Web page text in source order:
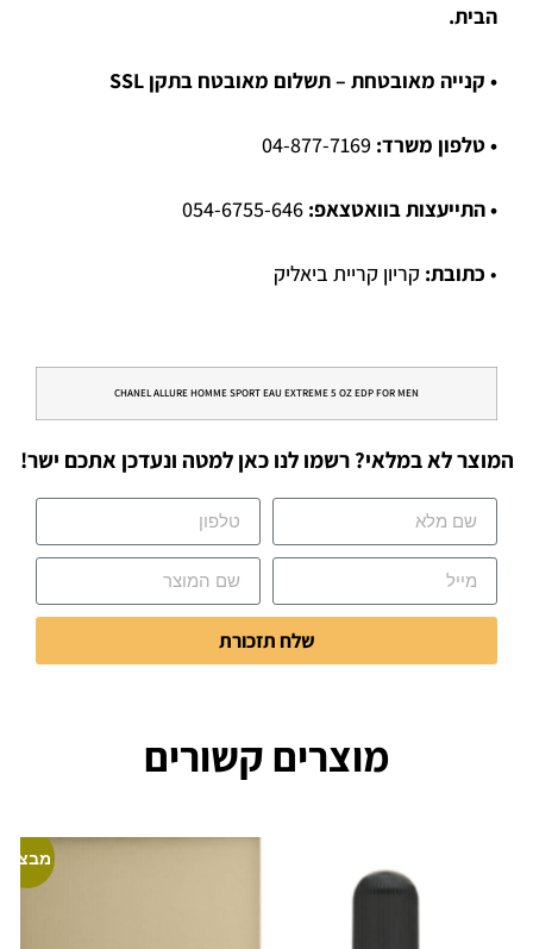
הבית.
• קנייה מאובטחת – תשלום מאובטח בתקן SSL
• טלפון משרד:
• התייעצות בוואטצאפ:
• כתובת: קריון קריית ביאליק
CHANEL ALLURE HOMME SPORT EAU EXTREME 5 OZ EDP FOR MEN
המוצר לא במלאי? רשמו לנו כאן למטה ונעדכן אתכם ישר!
שלח תזכורת
מוצרים קשורים
מבצע!